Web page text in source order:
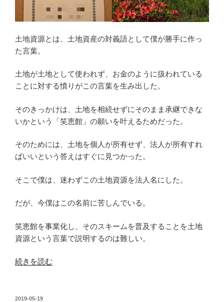
土地資源とは、土地資産の対義語として僕が勝手に作っ
た言葉。
土地が土地として使われず、お金のように扱われている
ことに対する憤りがこの言葉を生み出した。
そのきっかけは、土地を相続せずにそのまま承継できな
いかという「笑恵館」の願いを叶えるためだった。
そのためには、土地を個人が所有せず、法人が所有すれ
ばいいという答えはすぐに見つかった。
そこで僕は、迷わずこの土地資源を法人名にした。
だが、今僕はこの名前に苦しんでいる。
笑恵館を事業化し、そのスキームを普及することを土地
資源という言葉で説明するのは難しい。
“土
源
続きを読む
投
2019-05-19